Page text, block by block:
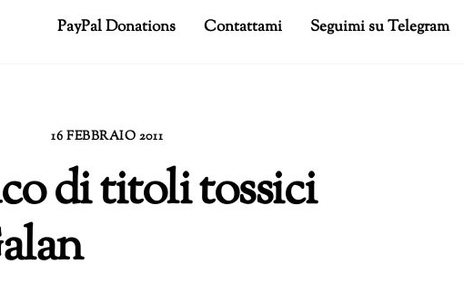
PayPal Donations
Contattami Seguimi su Telegram
16 FEBBRAIO 2011
di titoli tossici